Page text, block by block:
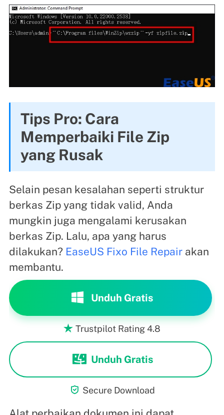
Tips Pro: Cara
Memperbaiki File Zip
yang Rusak
Selain pesan kesalahan seperti struktur
berkas Zip yang tidak valid, Anda
mungkin juga mengalami kerusakan
berkas Zip. Lalu, apa yang harus
dilakukan? EaseUS Fixo File Repairakan
membantu.
Unduh Gratis
 Trustpilot Rating 4.8
Unduh Gratis
 Secure Download